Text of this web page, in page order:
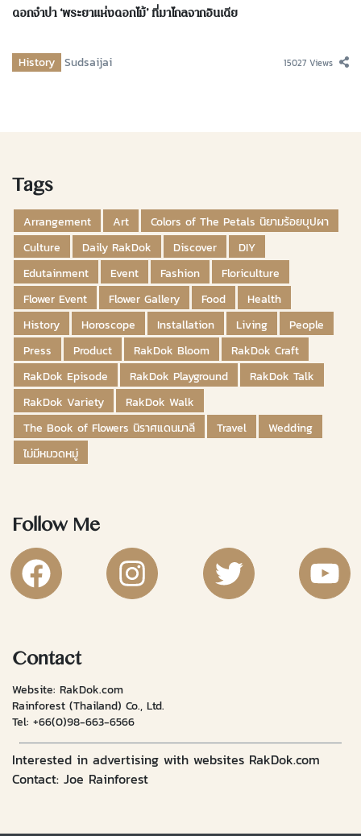
ดอกจำปา ‘พระยาแห่งดอกไม้’ ที่มาไกลจากอินเดีย
History Sudsaijai 15027 Views
Tags
Arrangement Art
Colors of The Petals นิยามร้อยบุปผา
Culture
Daily RakDok Discover
DIY
Edutainment
Event Fashion
Floriculture
Flower Event
Flower Gallery Food
Health
History
Horoscope Installation Living
People
Press
Product RakDok Bloom
RakDok Craft
RakDok Episode
RakDok Playground
RakDok Talk
RakDok Variety
RakDok Walk
The Book of Flowers นิราศแดนมาลี
Travel
Wedding
ไม่มีหมวดหมู่
Follow Me
RakDok Channel FacebookRakDok Channel Instagram
RakDok Twitter Rakdok
Contact
Website: RakDok.com
Rainforest (Thailand) Co., Ltd.
Tel: +66(0)98-663-6566
Interested in advertising with websites RakDok.com
Contact: Joe Rainforest